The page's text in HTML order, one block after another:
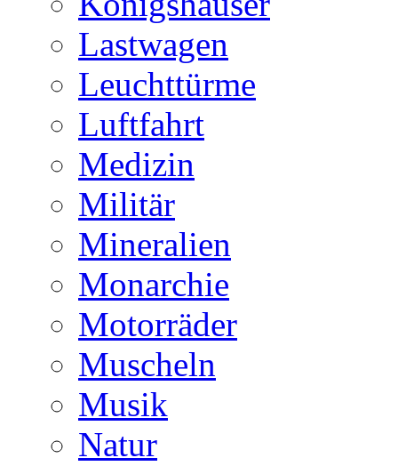
Lastwagen
Leuchttürme
Luftfahrt
Medizin
Militär
Mineralien
Monarchie
Motorräder
Muscheln
Musik
Natur